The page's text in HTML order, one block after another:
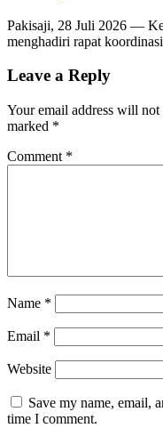
Pakisaji, 28 Juli 2026 —
menghadiri rapat
Leave a Reply
Your email address will not
marked *
Comment *
Name *
Email *
Website
Save my name, email,
time I comment.